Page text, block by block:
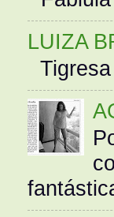
LUIZA